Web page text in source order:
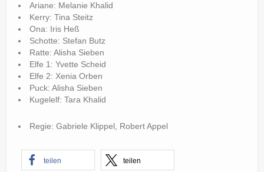
Ariane: Melanie Khalid
Kerry: Tina Steitz
Ona: Iris Heß
Schotte: Stefan Butz
Ratte: Alisha Sieben
Elfe 1: Yvette Scheid
Elfe 2: Xenia Orben
Puck: Alisha Sieben
Kugelelf: Tara Khalid
Regie: Gabriele Klippel, Robert Appel
teilen teilen